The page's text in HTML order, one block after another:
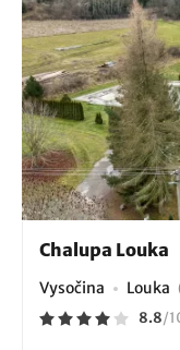
Chalupa Louka
Vysočina Louka
8.8/